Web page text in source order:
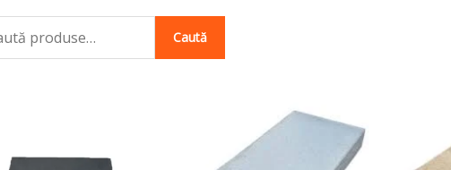
Caută